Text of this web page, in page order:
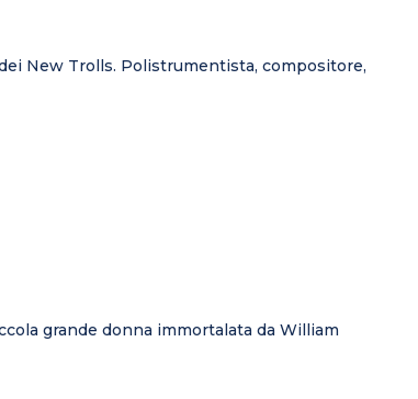
New Trolls. Polistrumentista, compositore,
grande donna immortalata da William